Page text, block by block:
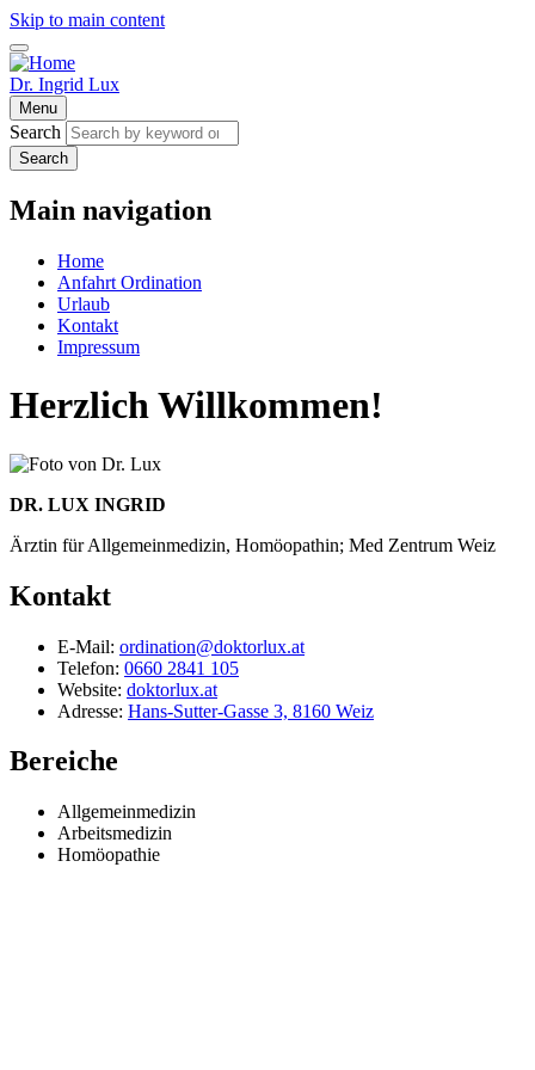
Skip to main content
Dr. Ingrid Lux
Menu
Search
Search
Main navigation
Home
Anfahrt Ordination
Urlaub
Kontakt
Impressum
Herzlich Willkommen!
DR. LUX INGRID
Ärztin für Allgemeinmedizin, Homöopathin; Med Zentrum Weiz
Kontakt
E-Mail: ordination@doktorlux.at
Telefon: 0660 2841 105
Website: doktorlux.at
Adresse: Hans-Sutter-Gasse 3, 8160 Weiz
Bereiche
Allgemeinmedizin
Arbeitsmedizin
Homöopathie